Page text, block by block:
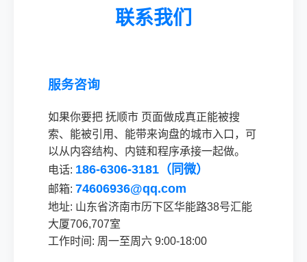
联系我们
服务咨询
如果你要把 抚顺市 页面做成真正能被搜
索、能被引用、能带来询盘的城市入口，可
以从内容结构、内链和程序承接一起做。
电话: 186-6306-3181（同微）
邮箱: 74606936@qq.com
地址: 山东省济南市历下区华能路38号汇能
大厦706,707室
工作时间: 周一至周六 9:00-18:00